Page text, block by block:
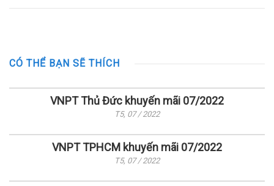
CÓ THỂ BẠN SẼ THÍCH
VNPT Thủ Đức khuyến mãi 07/2022
T5, 07 / 2022
VNPT TPHCM khuyến mãi 07/2022
T5, 07 / 2022